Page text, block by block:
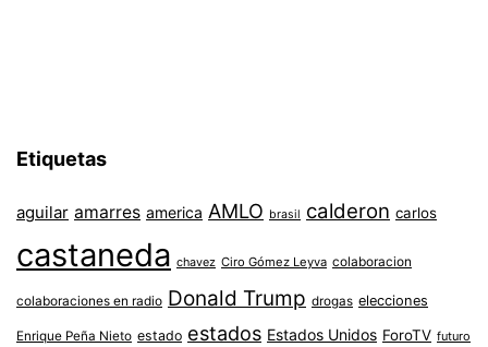
Etiquetas
aguilar amarres america AMLO brasil calderon carlos
castaneda chavez Ciro Gómez Leyva colaboracion
colaboraciones en radio Donald Trump drogas elecciones
Enrique Peña Nieto estado estados Estados Unidos ForoTV futuro